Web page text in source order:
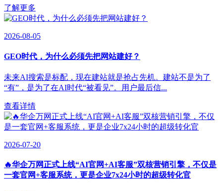
了解更多
2026-08-05
GEO时代，为什么必须先把网站建好？
未来AI搜索是标配，现在建站就是抢占先机。建站不是为了
“有”，是为了在AI时代“被看见”。用户最后信...
查看详情
2026-07-20
🔥华企万网正式上线“AI官网+AI客服”双核营销引擎，不仅是
一套官网+客服系统，更是企业7x24小时的超级转化官